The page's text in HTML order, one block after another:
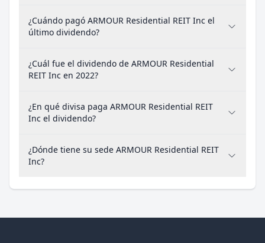
¿Cuándo pagó ARMOUR Residential REIT Inc el
último dividendo?
¿Cuál fue el dividendo de ARMOUR Residential
REIT Inc en 2022?
¿En qué divisa paga ARMOUR Residential REIT
Inc el dividendo?
¿Dónde tiene su sede ARMOUR Residential REIT
Inc?